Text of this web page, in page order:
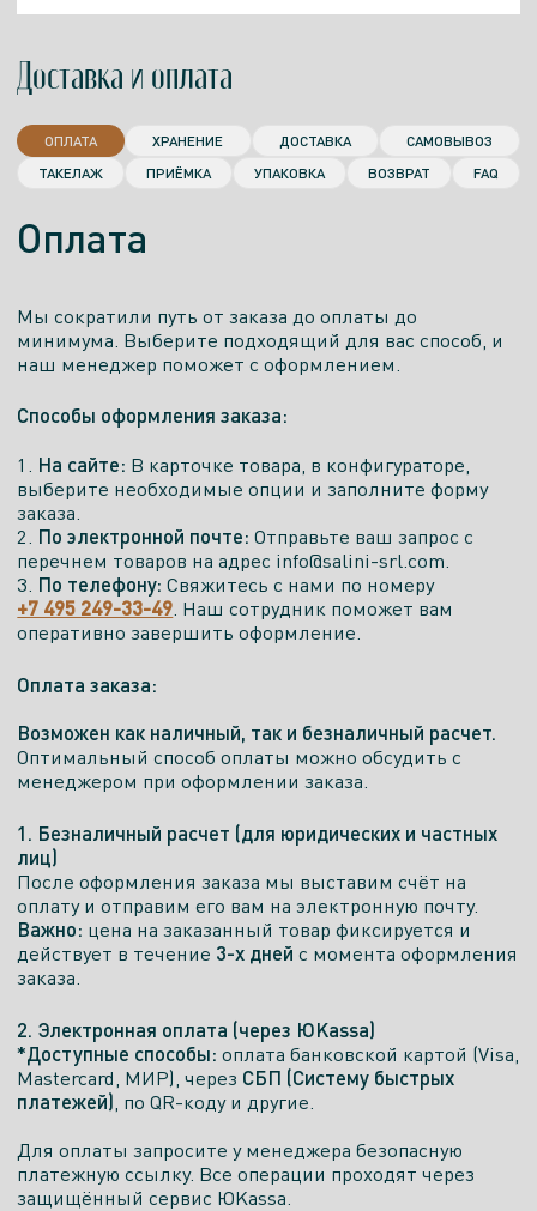
ПН. - ПТ.
20:00
СБ.
20:00
ВСК.
Есть экспозиция
ТЦ ЭлитстройМатериалы пав. С-8
Показать телефон
ПН. - ПТ.
10:00-
18:00
СБ.
18:00
ВСК.
18:00
Есть экспозиция
Салон
Аквамир
Показать телефон
10:00–
20:00
10:00–
10:00–
Есть экспозиция
Салон
Доставка и оплата
ОПЛАТА ХРАНЕНИЕ ДОСТАВКА
САМОВЫВОЗ
ТАКЕЛАЖ
ПРИЁМКА УПАКОВКА ВОЗВРАТ FAQ
Оплата
Мы сократили путь от заказа до оплаты до
минимума. Выберите подходящий для вас способ, и
наш менеджер поможет с оформлением.
Способы оформления заказа:
1. На сайте: В карточке товара, в конфигураторе,
выберите необходимые опции и заполните форму
заказа.
2. По электронной почте: Отправьте ваш запрос с
перечнем товаров на адрес info@salini-srl.com.
3. По телефону: Свяжитесь с нами по номеру
+7 495 249-33-49 . Наш сотрудник поможет вам
оперативно завершить оформление.
Оплата заказа:
Возможен как наличный, так и безналичный расчет.
Оптимальный способ оплаты можно обсудить с
менеджером при оформлении заказа.
1. Безналичный расчет (для юридических и частных
лиц)
После оформления заказа мы выставим счёт на
оплату и отправим его вам на электронную почту.
Важно: цена на заказанный товар фиксируется и
действует в течение 3-х дней с момента оформления
заказа.
2. Электронная оплата (через ЮKassa)
*Доступные способы: оплата банковской картой (Visa,
Mastercard, МИР), через СБП (Систему быстрых
платежей) , по QR-коду и другие.
Для оплаты запросите у менеджера безопасную
платежную ссылку. Все операции проходят через
защищённый сервис ЮKassa.